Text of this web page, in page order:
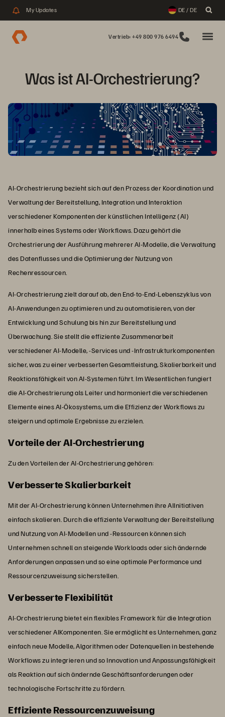
My Updates DE / DE
Vertrieb: +49 800 976 6494
Was ist AI-Orchestrierung?
AI-Orchestrierung bezieht sich auf den Prozess der Koordination und
Verwaltung der Bereitstellung, Integration und Interaktion
verschiedener Komponenten der künstlichen Intelligenz (AI)
innerhalb eines Systems oder Workflows. Dazu gehört die
Orchestrierung der Ausführung mehrerer AI-Modelle, die Verwaltung
des Datenflusses und die Optimierung der Nutzung von
Rechenressourcen.
AI-Orchestrierung zielt darauf ab, den End-to-End-Lebenszyklus von
AI-Anwendungen zu optimieren und zu automatisieren, von der
Entwicklung und Schulung bis hin zur Bereitstellung und
Überwachung. Sie stellt die effiziente Zusammenarbeit
verschiedener AI-Modelle, -Services und -Infrastrukturkomponenten
sicher, was zu einer verbesserten Gesamtleistung, Skalierbarkeit und
Reaktionsfähigkeit von AI-Systemen führt. Im Wesentlichen fungiert
die AI-Orchestrierung als Leiter und harmoniert die verschiedenen
Elemente eines AI-Ökosystems, um die Effizienz der Workflows zu
steigern und optimale Ergebnisse zu erzielen.
Vorteile der AI-Orchestrierung
Zu den Vorteilen der AI-Orchestrierung gehören:
Verbesserte Skalierbarkeit
Mit der AI-Orchestrierung können Unternehmen ihre AIInitiativen
einfach skalieren. Durch die effiziente Verwaltung der Bereitstellung
und Nutzung von AI-Modellen und -Ressourcen können sich
Unternehmen schnell an steigende Workloads oder sich ändernde
Anforderungen anpassen und so eine optimale Performance und
Ressourcenzuweisung sicherstellen.
Verbesserte Flexibilität
AI-Orchestrierung bietet ein flexibles Framework für die Integration
verschiedener AIKomponenten. Sie ermöglicht es Unternehmen, ganz
einfach neue Modelle, Algorithmen oder Datenquellen in bestehende
Workflows zu integrieren und so Innovation und Anpassungsfähigkeit
als Reaktion auf sich ändernde Geschäftsanforderungen oder
technologische Fortschritte zu fördern.
Effiziente Ressourcenzuweisung